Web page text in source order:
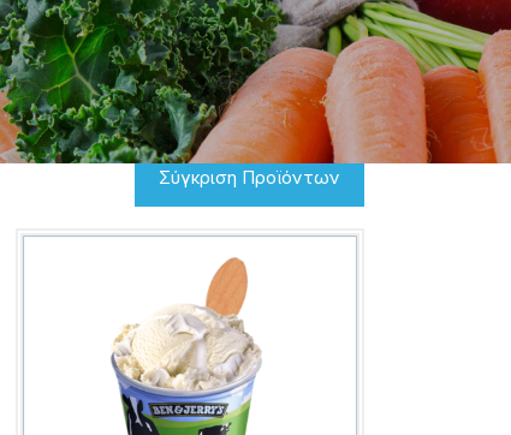
Σύγκριση Προϊόντων